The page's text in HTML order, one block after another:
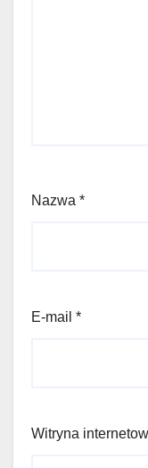
Nazwa *
E-mail *
Witryna